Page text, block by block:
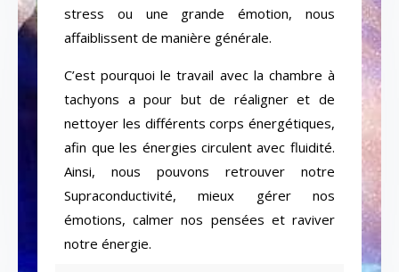
stress ou une grande émotion, nous
affaiblissent de manière générale.
C’est pourquoi le travail avec la chambre à
tachyons a pour but de réaligner et de
nettoyer les différents corps énergétiques,
afin que les énergies circulent avec fluidité.
Ainsi, nous pouvons retrouver notre
Supraconductivité, mieux gérer nos
émotions, calmer nos pensées et raviver
notre énergie.